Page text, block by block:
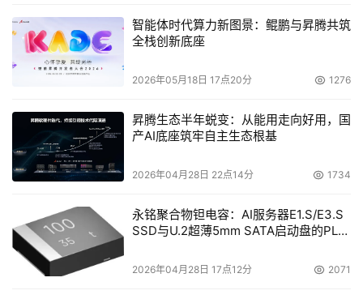
智能体时代算力新图景：鲲鹏与昇腾共筑
全栈创新底座
2026年05月18日 17点20分 1276
昇腾生态半年蜕变：从能用走向好用，国
产AI底座筑牢自主生态根基
2026年04月28日 22点14分 1734
永铭聚合物钽电容：AI服务器E1.S/E3.S
SSD与U.2超薄5mm SATA启动盘的PLP
2026年04月28日 17点12分 2071